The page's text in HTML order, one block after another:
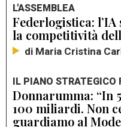
L'ASSEMBLEA
Federlogistica:
la competitività
di Maria Cristina
IL PIANO STRATEGICO
Donnarumma: “In
100 miliardi. Non
guardiamo al